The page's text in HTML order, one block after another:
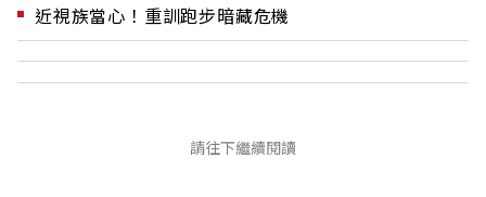
近視族當心！重訓跑步暗藏危機
請往下繼續閱讀